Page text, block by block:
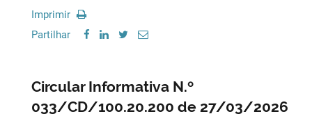
Imprimir
Partilhar
Circular Informativa N.º
033/CD/100.20.200 de 27/03/2026